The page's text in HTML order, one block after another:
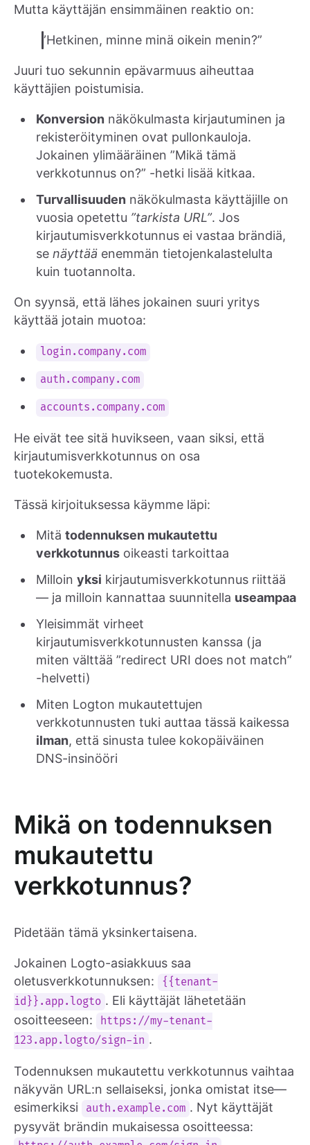
Mutta käyttäjän ensimmäinen reaktio on:
”Hetkinen, minne minä oikein menin?”
Juuri tuo sekunnin epävarmuus aiheuttaa
käyttäjien poistumisia.
Konversion näkökulmasta kirjautuminen ja
rekisteröityminen ovat pullonkauloja.
Jokainen ylimääräinen ”Mikä tämä
verkkotunnus on?” -hetki lisää kitkaa.
Turvallisuuden näkökulmasta käyttäjille on
vuosia opetettu ”tarkista URL”. Jos
kirjautumisverkkotunnus ei vastaa brändiä,
se näyttää enemmän tietojenkalastelulta
kuin tuotannolta.
On syynsä, että lähes jokainen suuri yritys
käyttää jotain muotoa:
login.company.com
auth.company.com
accounts.company.com
He eivät tee sitä huvikseen, vaan siksi, että
kirjautumisverkkotunnus on osa
tuotekokemusta.
Tässä kirjoituksessa käymme läpi:
Mitä todennuksen mukautettu
verkkotunnus oikeasti tarkoittaa
Milloin yksi kirjautumisverkkotunnus riittää
— ja milloin kannattaa suunnitella useampaa
Yleisimmät virheet
kirjautumisverkkotunnusten kanssa (ja
miten välttää ”redirect URI does not match”
-helvetti)
Miten Logton mukautettujen
verkkotunnusten tuki auttaa tässä kaikessa
ilman, että sinusta tulee kokopäiväinen
DNS-insinööri
Mikä on todennuksen
mukautettu
verkkotunnus?
Pidetään tämä yksinkertaisena.
Jokainen Logto-asiakkuus saa
oletusverkkotunnuksen:
{{tenant-
id}}.app.logto . Eli käyttäjät lähetetään
osoitteeseen:
https://my-tenant-
123.app.logto/sign-in .
Todennuksen mukautettu verkkotunnus vaihtaa
näkyvän URL:n sellaiseksi, jonka omistat itse—
esimerkiksi
auth.example.com . Nyt käyttäjät
pysyvät brändin mukaisessa osoitteessa: